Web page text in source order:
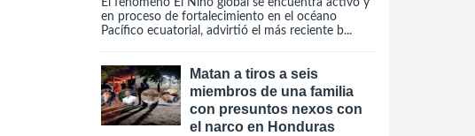
El fenómeno El Niño global se encuentra activo y
en proceso de fortalecimiento en el océano
Pacífico ecuatorial, advirtió el más reciente b...
Matan a tiros a seis
miembros de una familia
con presuntos nexos con
el narco en Honduras